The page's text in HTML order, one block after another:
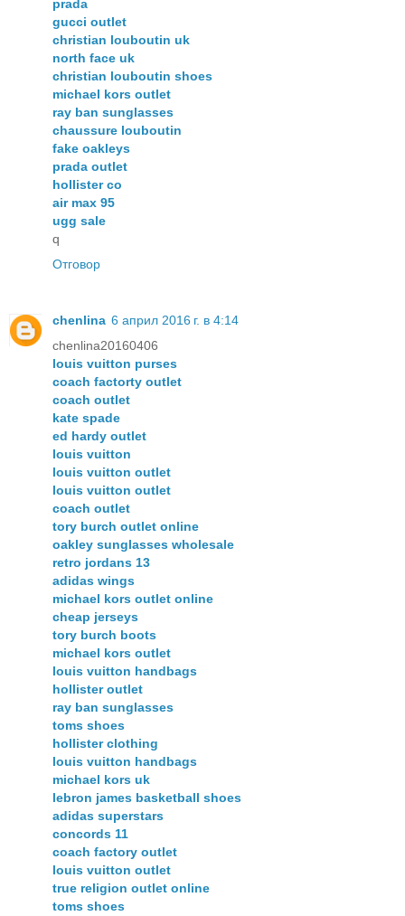
prada
gucci outlet
christian louboutin uk
north face uk
christian louboutin shoes
michael kors outlet
ray ban sunglasses
chaussure louboutin
fake oakleys
prada outlet
hollister co
air max 95
ugg sale
q
Отговор
chenlina 6 април 2016 г. в 4:14
chenlina20160406
louis vuitton purses
coach factorty outlet
coach outlet
kate spade
ed hardy outlet
louis vuitton
louis vuitton outlet
louis vuitton outlet
coach outlet
tory burch outlet online
oakley sunglasses wholesale
retro jordans 13
adidas wings
michael kors outlet online
cheap jerseys
tory burch boots
michael kors outlet
louis vuitton handbags
hollister outlet
ray ban sunglasses
toms shoes
hollister clothing
louis vuitton handbags
michael kors uk
lebron james basketball shoes
adidas superstars
concords 11
coach factory outlet
louis vuitton outlet
true religion outlet online
toms shoes